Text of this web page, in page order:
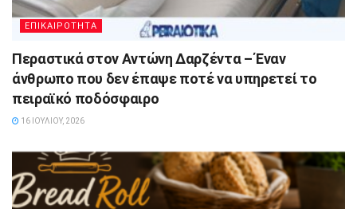
ΕΠΙΚΑΙΡΟΤΗΤΑ
Περαστικά στον Αντώνη Δαρζέντα – Έναν
άνθρωπο που δεν έπαψε ποτέ να υπηρετεί το
πειραϊκό ποδόσφαιρο
16 ΙΟΥΛΊΟΥ, 2026